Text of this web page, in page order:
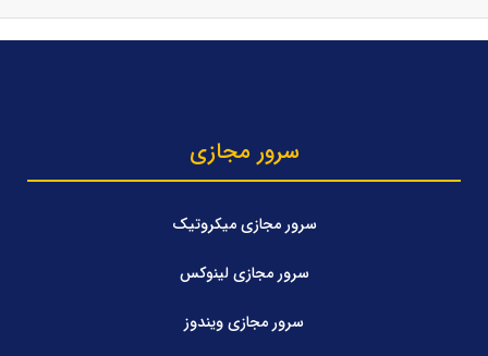
سرور مجازی
سرور مجازی میکروتیک
سرور مجازی لینوکس
سرور مجازی ویندوز